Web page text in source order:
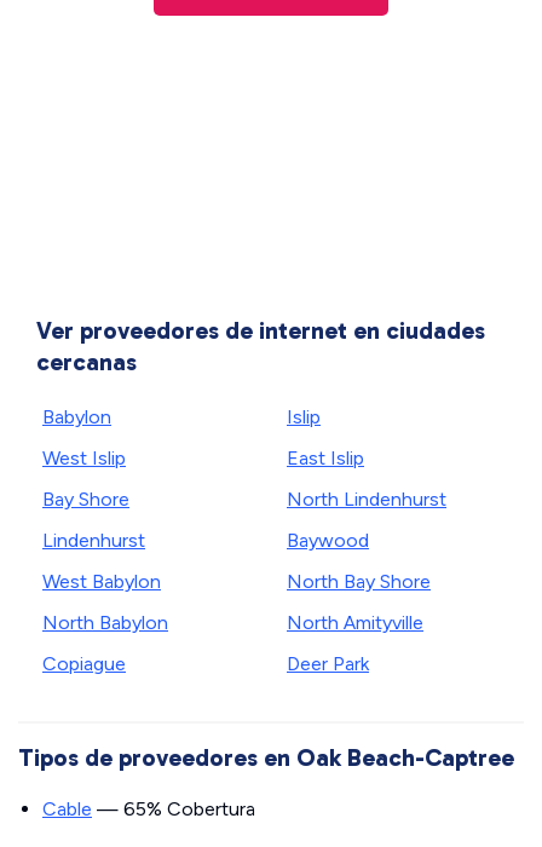
Ver proveedores de internet en ciudades
cercanas
Babylon
West Islip
Bay Shore
Lindenhurst
West Babylon
North Babylon
Copiague
Islip
East Islip
North Lindenhurst
Baywood
North Bay Shore
North Amityville
Deer Park
Tipos de proveedores en Oak Beach-Captree
Cable — 65% Cobertura